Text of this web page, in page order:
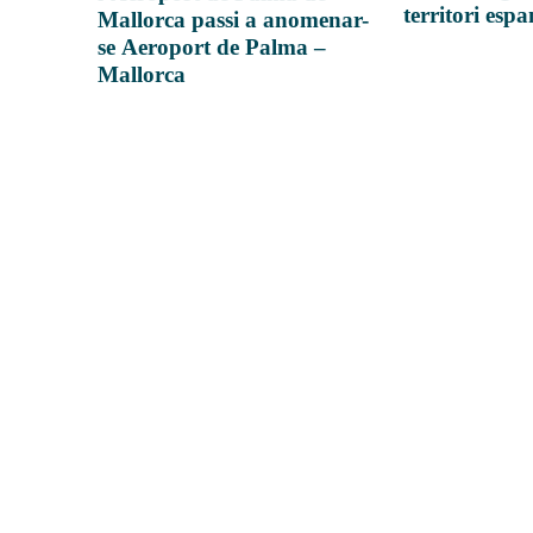
Mallorca passi a anomenar-
se Aeroport de Palma –
Mallorca
territori